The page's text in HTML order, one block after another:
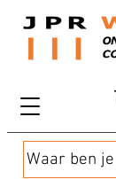
Waar ben